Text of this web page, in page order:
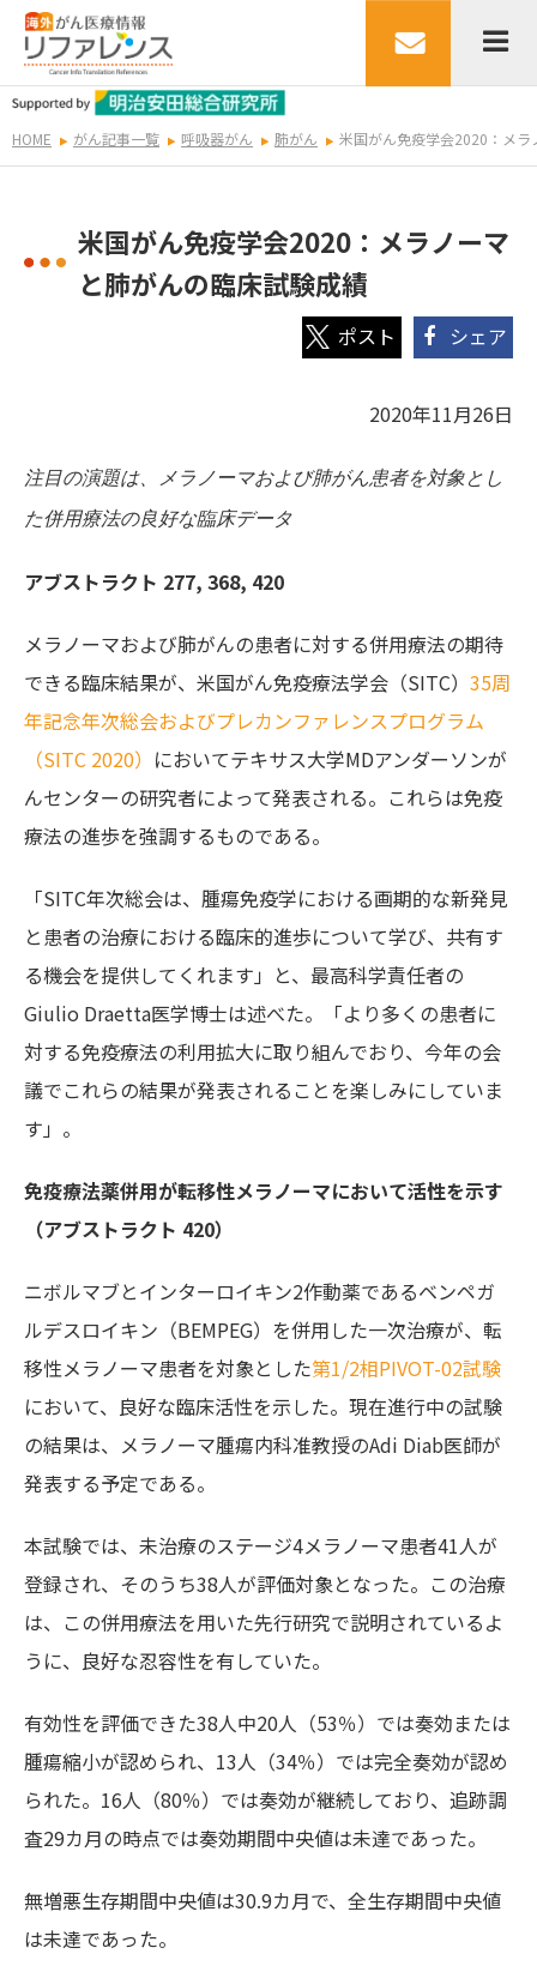
HOME がん記事一覧 呼吸器がん 肺がん 米国がん免疫学会2020：メ
米国がん免疫学会2020：メラノーマ
と肺がんの臨床試験成績
シェア
2020年11月26日
注目の演題は、メラノーマおよび肺がん患者を対象とし
た併用療法の良好な臨床データ
アブストラクト 277, 368, 420
メラノーマおよび肺がんの患者に対する併用療法の期待
できる臨床結果が、米国がん免疫療法学会（SITC） 35周
年記念年次総会およびプレカンファレンスプログラム
（SITC 2020） においてテキサス大学MDアンダーソンが
んセンターの研究者によって発表される。これらは免疫
療法の進歩を強調するものである。
「SITC年次総会は、腫瘍免疫学における画期的な新発見
と患者の治療における臨床的進歩について学び、共有す
る機会を提供してくれます」と、最高科学責任者の
Giulio Draetta医学博士は述べた。「より多くの患者に
対する免疫療法の利用拡大に取り組んでおり、今年の会
議でこれらの結果が発表されることを楽しみにしていま
す」。
免疫療法薬併用が転移性メラノーマにおいて活性を示す
（アブストラクト 420）
ニボルマブとインターロイキン2作動薬であるベンペガ
ルデスロイキン（BEMPEG）を併用した一次治療が、転
移性メラノーマ患者を対象とした第1/2相PIVOT-02試験
において、良好な臨床活性を示した。現在進行中の試験
の結果は、メラノーマ腫瘍内科准教授のAdi Diab医師が
発表する予定である。
本試験では、未治療のステージ4メラノーマ患者41人が
登録され、そのうち38人が評価対象となった。この治療
は、この併用療法を用いた先行研究で説明されているよ
うに、良好な忍容性を有していた。
有効性を評価できた38人中20人（53％）では奏効または
腫瘍縮小が認められ、13人（34％）では完全奏効が認め
られた。16人（80％）では奏効が継続しており、追跡調
査29カ月の時点では奏効期間中央値は未達であった。
無増悪生存期間中央値は30.9カ月で、全生存期間中央値
は未達であった。